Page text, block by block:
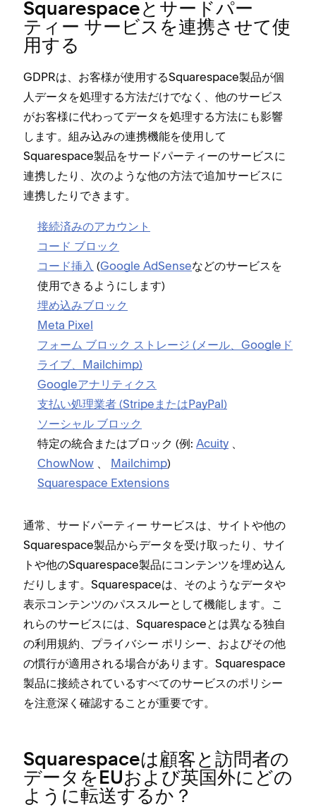
Squarespaceとサ⁠ードパ⁠ー
テ⁠ィ⁠ー サ⁠ービスを連携させて使
用する
GDPRは⁠、お客様が使用するSquarespace製品が個
人デ⁠ータを処理する方法だけでなく⁠、他のサ⁠ービス
がお客様に代わ⁠ってデ⁠ータを処理する方法にも影響
します⁠。組み込みの連携機能を使用して
Squarespace製品をサ⁠ードパ⁠ーテ⁠ィ⁠ーのサ⁠ービスに
連携したり⁠、次のような他の方法で追加サ⁠ービスに
連携したりできます⁠。
接続済みのアカウント
コ⁠ード ブロ⁠ック
コ⁠ード挿入 (⁠Google AdSenseなどのサ⁠ービスを
使用できるようにします⁠)
埋め込みブロ⁠ック
Meta Pixel
フ⁠ォ⁠ーム ブロ⁠ック ストレ⁠ージ (⁠メ⁠ール⁠、Googleド
ライブ⁠、Mailchimp⁠)
Googleアナリテ⁠ィクス
支払い処理業者 (⁠StripeまたはPayPal⁠)
ソ⁠ーシ⁠ャル ブロ⁠ック
特定の統合またはブロ⁠ック (⁠例⁠: Acuity ⁠、
ChowNow ⁠、 Mailchimp⁠)
Squarespace Extensions
通常⁠、サ⁠ードパ⁠ーテ⁠ィ⁠ー サ⁠ービスは⁠、サイトや他の
Squarespace製品からデ⁠ータを受け取⁠ったり⁠、サイ
トや他のSquarespace製品にコンテンツを埋め込ん
だりします⁠。Squarespaceは⁠、そのようなデ⁠ータや
表示コンテンツのパススル⁠ーとして機能します⁠。こ
れらのサ⁠ービスには⁠、Squarespaceとは異なる独自
の利用規約⁠、プライバシ⁠ー ポリシ⁠ー⁠、およびその他
の慣行が適用される場合があります⁠。Squarespace
製品に接続されているすべてのサ⁠ービスのポリシ⁠ー
を注意深く確認することが重要です⁠。
Squarespaceは顧客と訪問者の
デ⁠ータをEUおよび英国外にどの
ように転送するか⁠？